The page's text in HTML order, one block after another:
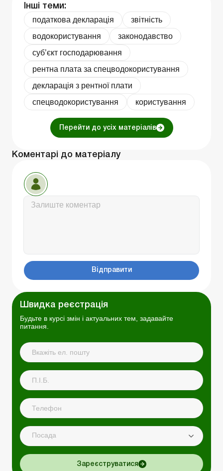
Інші теми:
податкова декларація
звітність
водокористування
законодавство
суб’єкт господарювання
рентна плата за спецводокористування
декларація з рентної плати
спецводокористування
користування
Перейти до усіх матеріалів
Коментарі до матеріалу
Відправити
Швидка реєстрація
Будьте в курсі змін і актуальних тем, задавайте
питання.
Посада
Зареєструватися